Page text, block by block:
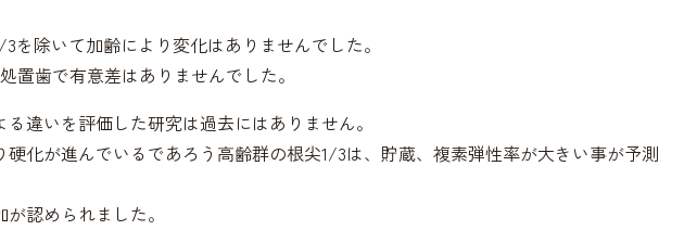
除いて加齢により変化はありませんでした。
置歯で有意差はありませんでした。
違いを評価した研究は過去にはありません。
化が進んでいるであろう高齢群の根尖1/3は、貯蔵、複素弾性率が大きい事が予測
認められました。